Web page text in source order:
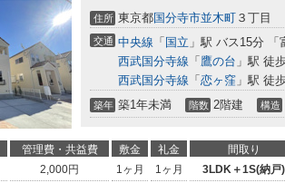
住所 東京都国分寺市並木町 ３丁目
交通 中央線 「 国立 」駅 バス15分
西武国分寺線 「 鷹の台 」駅 徒
西武国分寺線 「 恋ヶ窪 」駅 徒
築年 築1年未満 階数 2階建 構造
管理費・共益費 敷金 礼金 間取り
2,000円 1ヶ月 1ヶ月 3LDK＋1S(納戸)